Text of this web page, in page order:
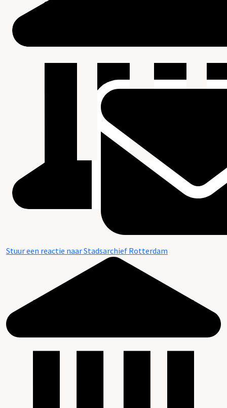
Beschrijving van de series en archiefbestanddelen
Stuur een reactie naar Stadsarchief Rotterdam